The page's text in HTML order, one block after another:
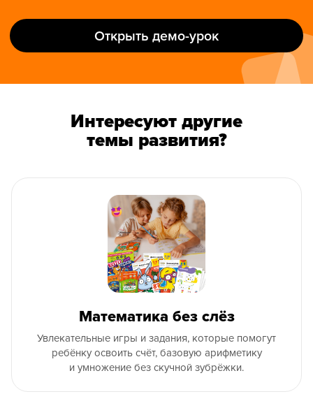
Интересуют другие
темы развития?
Математика без слёз
Увлекательные игры и задания, которые помогут
ребёнку освоить счёт, базовую арифметику
и умножение без скучной зубрёжки.